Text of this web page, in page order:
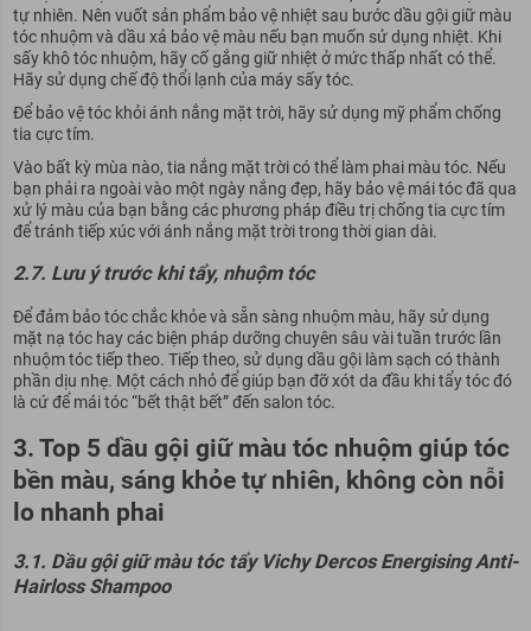
tự nhiên. Nên vuốt sản phẩm bảo vệ nhiệt sau bước dầu gội giữ màu
tóc nhuộm và dầu xả bảo vệ màu nếu bạn muốn sử dụng nhiệt. Khi
sấy khô tóc nhuộm, hãy cố gắng giữ nhiệt ở mức thấp nhất có thể.
Hãy sử dụng chế độ thổi lạnh của máy sấy tóc.
Để bảo vệ tóc khỏi ánh nắng mặt trời, hãy sử dụng mỹ phẩm chống
tia cực tím.
Vào bất kỳ mùa nào, tia nắng mặt trời có thể làm phai màu tóc. Nếu
bạn phải ra ngoài vào một ngày nắng đẹp, hãy bảo vệ mái tóc đã qua
xử lý màu của bạn bằng các phương pháp điều trị chống tia cực tím
để tránh tiếp xúc với ánh nắng mặt trời trong thời gian dài.
2.7. Lưu ý trước khi tẩy, nhuộm tóc
Để đảm bảo tóc chắc khỏe và sẵn sàng nhuộm màu, hãy sử dụng
mặt nạ tóc hay các biện pháp dưỡng chuyên sâu vài tuần trước lần
nhuộm tóc tiếp theo. Tiếp theo, sử dụng dầu gội làm sạch có thành
phần dịu nhẹ. Một cách nhỏ để giúp bạn đỡ xót da đầu khi tẩy tóc đó
là cứ để mái tóc “bết thật bết” đến salon tóc.
3. Top 5 dầu gội giữ màu tóc nhuộm giúp tóc
bền màu, sáng khỏe tự nhiên, không còn nỗi
lo nhanh phai
3.1. Dầu gội giữ màu tóc tẩy Vichy Dercos Energising Anti-
Hairloss Shampoo